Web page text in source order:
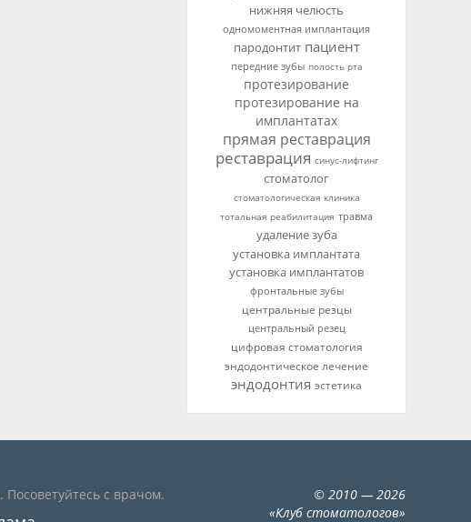
нижняя челюсть
одномоментная имплантация
пародонтит пациент
передние зубы полость рта
протезирование
протезирование на
имплантатах
прямая реставрация
реставрация синус-лифтинг
стоматолог
стоматологическая клиника
тотальная реабилитация травма
удаление зуба
установка имплантата
установка имплантатов
фронтальные зубы
центральные резцы
центральный резец
цифровая стоматология
эндодонтическое лечение
эндодонтия эстетика
с врачом. © 2010 — 2026
«Клуб стоматологов»